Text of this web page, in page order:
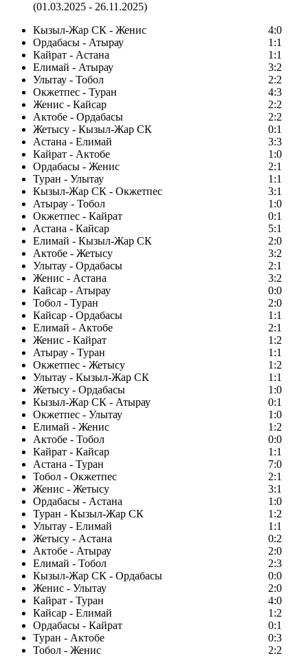
(01.03.2025 - 26.11.2025)
Кызыл-Жар СК - Женис
4:0
Ордабасы - Атырау
1:1
Кайрат - Астана
1:1
Елимай - Атырау
3:2
Улытау - Тобол
2:2
Окжетпес - Туран
4:3
Женис - Кайсар
2:2
Актобе - Ордабасы
2:2
Жетысу - Кызыл-Жар СК
0:1
Астана - Елимай
3:3
Кайрат - Актобе
1:0
Ордабасы - Женис
2:1
Туран - Улытау
1:1
Кызыл-Жар СК - Окжетпес
3:1
Атырау - Тобол
1:0
Окжетпес - Кайрат
0:1
Астана - Кайсар
5:1
Елимай - Кызыл-Жар СК
2:0
Актобе - Жетысу
3:2
Улытау - Ордабасы
2:1
Женис - Астана
3:2
Кайсар - Атырау
0:0
Тобол - Туран
2:0
Кайсар - Ордабасы
1:1
Елимай - Актобе
2:1
Женис - Кайрат
1:2
Атырау - Туран
1:1
Окжетпес - Жетысу
1:2
Улытау - Кызыл-Жар СК
1:1
Жетысу - Ордабасы
1:0
Кызыл-Жар СК - Атырау
0:1
Окжетпес - Улытау
1:0
Елимай - Женис
1:2
Актобе - Тобол
0:0
Кайрат - Кайсар
1:1
Астана - Туран
7:0
Тобол - Окжетпес
2:1
Женис - Жетысу
3:1
Ордабасы - Астана
1:0
Туран - Кызыл-Жар СК
1:2
Улытау - Елимай
1:1
Жетысу - Астана
0:2
Актобе - Атырау
2:0
Елимай - Тобол
2:3
Кызыл-Жар СК - Ордабасы
0:0
Женис - Улытау
2:0
Кайрат - Туран
4:0
Кайсар - Елимай
1:2
Ордабасы - Кайрат
0:1
Туран - Актобе
0:3
Тобол - Женис
2:2